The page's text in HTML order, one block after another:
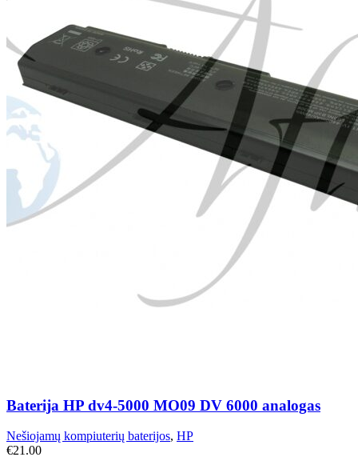
Baterija HP dv4-5000 MO09 DV 6000 analogas
Nešiojamų kompiuterių baterijos, HP
€21.00